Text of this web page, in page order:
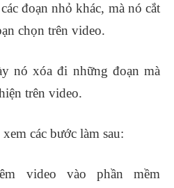
đoạn nhỏ khác, mà nó cắt
chọn trên video.
nó xóa đi những đoạn mà
trên video.
các bước làm sau:
video vào phần mềm